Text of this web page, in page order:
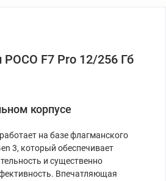
F7 Pro 12/256 Гб
корпусе
на базе флагманского
3, который обеспечивает
и существенно
Впечатляющая